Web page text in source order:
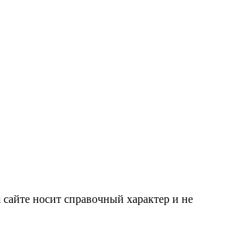
носит справочный характер и не